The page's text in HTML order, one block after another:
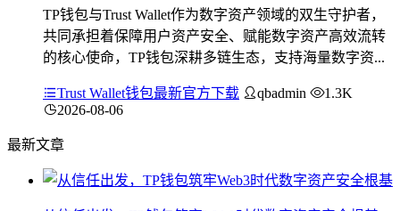
TP钱包与Trust Wallet作为数字资产领域的双生守护者，
共同承担着保障用户资产安全、赋能数字资产高效流转
的核心使命，TP钱包深耕多链生态，支持海量数字资...
Trust Wallet钱包最新官方下载 qbadmin
1.3K
2026-08-06
最新文章